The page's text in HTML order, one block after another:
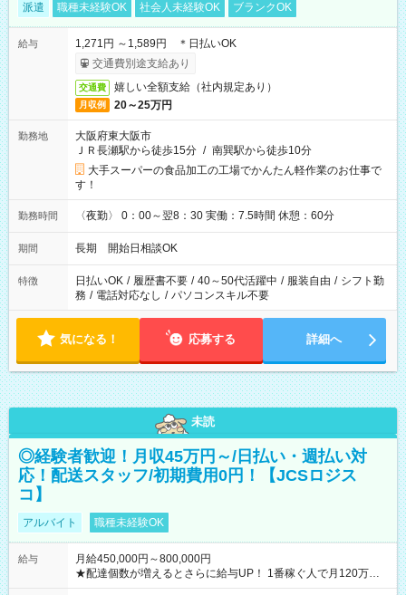
派遣 職種未経験OK 社会人未経験OK ブランクOK
給与
1,271円 ～1,589円 ＊日払いOK
交通費別途支給あり
交通費 嬉しい全額支給（社内規定あり）
月収例 20～25万円
勤務地
大阪府東大阪市
ＪＲ長瀬駅から徒歩15分 / 南巽駅から徒歩10分
大手スーパーの食品加工の工場でかんたん軽作業のお仕事で
す！
勤務時間 〈夜勤〉 0：00～翌8：30 実働：7.5時間 休憩：60分
期間 長期 開始日相談OK
特徴 日払いOK / 履歴書不要 / 40～50代活躍中 / 服装自由 / シフト勤
務 / 電話対応なし / パソコンスキル不要
気になる！ 応募する 詳細へ
未読
◎経験者歓迎！月収45万円～/日払い・週払い対
応！配送スタッフ/初期費用0円！【JCSロジス
コ】
アルバイト 職種未経験OK
給与
月給450,000円～800,000円
★配達個数が増えるとさらに給与UP！ 1番稼ぐ人で月120万ほ
ど！ ・主要都市エリア 月収55万円／週5日稼働 月収65万~112